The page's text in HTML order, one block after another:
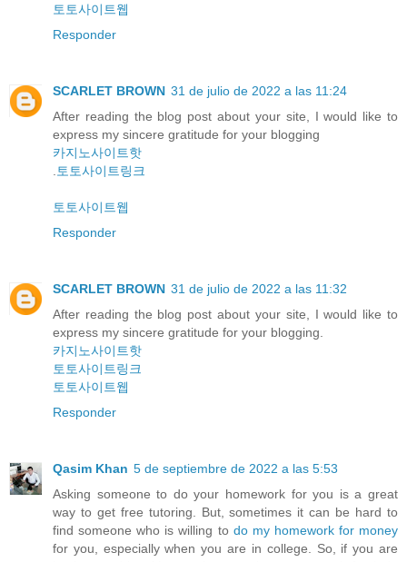
토토사이트웹
Responder
SCARLET BROWN 31 de julio de 2022 a las 11:24
After reading the blog post about your site, I would like to
express my sincere gratitude for your blogging
카지노사이트핫
토토사이트링크
토토사이트웹
Responder
SCARLET BROWN 31 de julio de 2022 a las 11:32
After reading the blog post about your site, I would like to
express my sincere gratitude for your blogging.
카지노사이트핫
토토사이트링크
토토사이트웹
Responder
Qasim Khan 5 de septiembre de 2022 a las 5:53
Asking someone to do your homework for you is a great
way to get free tutoring. But, sometimes it can be hard to
find someone who is willing to do my homework for money
for you, especially when you are in college. So, if you are